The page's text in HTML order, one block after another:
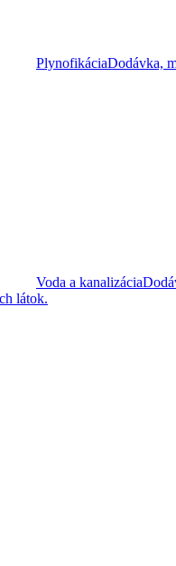
PlynofikáciaDodávka,
Voda a kanalizácia
látok.